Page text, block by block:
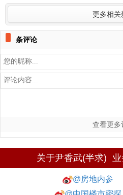
更多相关
条评论
查看更多
关于尹香武(半求)
@房地内参